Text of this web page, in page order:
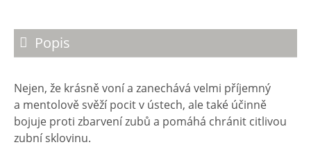
Popis
Nejen, že krásně voní a zanechává velmi příjemný
a mentolově svěží pocit v ústech, ale také účinně
bojuje proti zbarvení zubů a pomáhá chránit citlivou
zubní sklovinu.